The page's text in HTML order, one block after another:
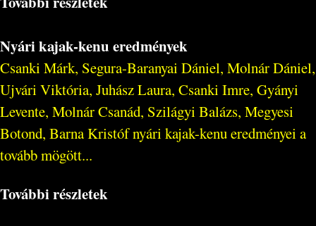
Nyári kajak-kenu eredmények
Csanki Márk, Segura-Baranyai Dániel, Molnár Dániel,
Ujvári Viktória, Juhász Laura, Csanki Imre, Gyányi
Levente, Molnár Csanád, Szilágyi Balázs, Megyesi
Botond, Barna Kristóf nyári kajak-kenu eredményei a
tovább mögött...
További részletek